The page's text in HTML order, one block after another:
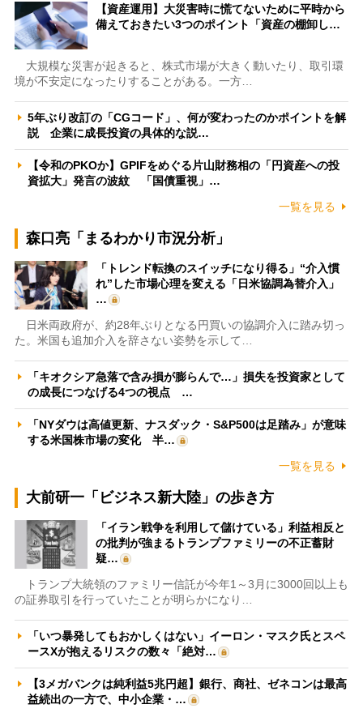
【資産運用】大災害時に慌てないために平時から
備えておきたい3つのポイント「資産の棚卸し…
大規模な災害が起きると、株式市場が大きく動いたり、取引環
境が不安定になったりすることがある。一方…
5年ぶり改訂の「CGコード」、何が変わったのかポイントを解
説 企業に成長投資の具体的な説…
【令和のPKOか】GPIFをめぐる片山財務相の「円資産への投
資拡大」発言の波紋 「国債重視」…
一覧を見る
森口亮「まるわかり市況分析」
「トレンド転換のスイッチになり得る」“介入慣
れ”した市場心理を変える「日米協調為替介入」
…
日米両政府が、約28年ぶりとなる円買いの協調介入に踏み切っ
た。米国も追加介入を辞さない姿勢を示して…
「キオクシア急落で含み損が膨らんで…」損失を投資家として
の成長につなげる4つの視点 …
「NYダウは高値更新、ナスダック・S&P500は足踏み」が意味
する米国株市場の変化 半…
一覧を見る
大前研一「ビジネス新大陸」の歩き方
「イラン戦争を利用して儲けている」利益相反と
の批判が強まるトランプファミリーの不正蓄財
疑…
トランプ大統領のファミリー信託が今年1～3月に3000回以上も
の証券取引を行っていたことが明らかになり…
「いつ暴発してもおかしくはない」イーロン・マスク氏とスペ
ースXが抱えるリスクの数々「絶対…
【3メガバンクは純利益5兆円超】銀行、商社、ゼネコンは最高
益続出の一方で、中小企業・…